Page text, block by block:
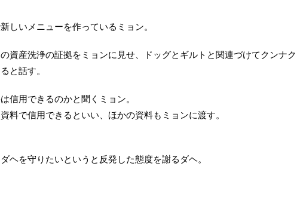
しいメニューを作っているミョン。
資産洗浄の証拠をミョンに見せ、ドッグとギルトと関連づけてクンナク
と話す。
信用できるのかと聞くミョン。
料で信用できるといい、ほかの資料もミョンに渡す。
ヘを守りたいというと反発した態度を謝るダヘ。